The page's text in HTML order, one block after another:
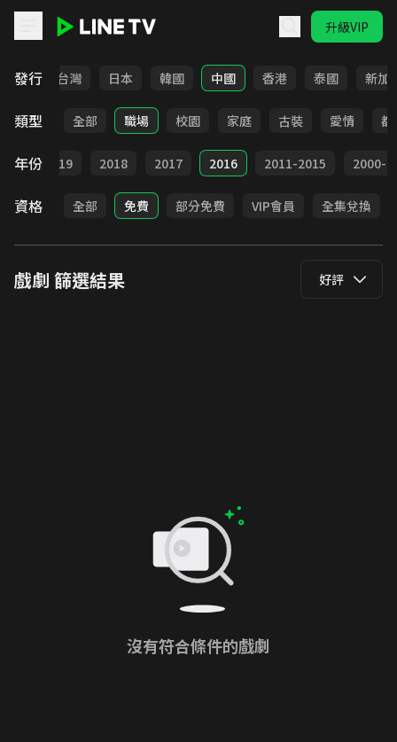
升級VIP
發行
全部 台灣 日本 韓國 中國 香港 泰國 新加
類型 全部 職場 校園 家庭 古裝 愛情 都
年份 2019 2018 2017 2016 2011-2015 2000-
資格 全部 免費 部分免費 VIP會員 全集兌換
戲劇 篩選結果 好評
沒有符合條件的戲劇